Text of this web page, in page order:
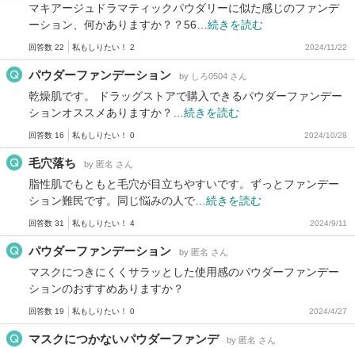
マキアージュドラマティックパウダリーに似た感じのファンデ
ーション、何かありますか？？56… 続きを読む
回答数 22 私もしりたい！ 2 2024/11/22
パウダーファンデーション by しろ0504 さん
乾燥肌です。 ドラッグストアで購入できるパウダーファンデー
ションオススメありますか？… 続きを読む
回答数 16 私もしりたい！ 0 2024/10/28
毛穴落ち by 匿名 さん
脂性肌でもともと毛穴が目立ちやすいです。ずっとファンデー
ション難民です。同じ悩みの人で… 続きを読む
回答数 31 私もしりたい！ 4 2024/9/11
パウダーファンデーション by 匿名 さん
マスクにつきにくくサラッとした使用感のパウダーファンデー
ションのおすすめありますか？
回答数 19 私もしりたい！ 0 2024/4/27
マスクにつかないパウダーファンデ by 匿名 さん